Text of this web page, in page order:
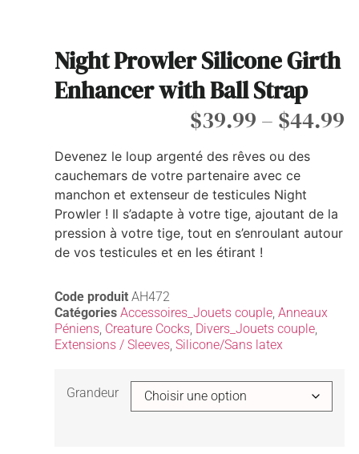
Night Prowler Silicone Girth
Enhancer with Ball Strap
$39.99 – $44.99
Devenez le loup argenté des rêves ou des
cauchemars de votre partenaire avec ce
manchon et extenseur de testicules Night
Prowler ! Il s’adapte à votre tige, ajoutant de la
pression à votre tige, tout en s’enroulant autour
de vos testicules et en les étirant !
Code produit AH472
Catégories Accessoires_Jouets couple, Anneaux
Péniens, Creature Cocks, Divers_Jouets couple,
Extensions / Sleeves, Silicone/Sans latex
Grandeur